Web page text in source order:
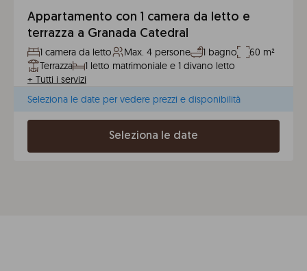
Appartamento con 1 camera da letto e
terrazza a Granada Catedral
1 camera da letto Max. 4 persone 1 bagno
60 m²
Terrazza
1 letto matrimoniale e 1 divano letto
+ Tutti i servizi
Seleziona le date per vedere prezzi e disponibilità
Seleziona le date